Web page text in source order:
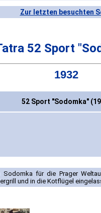
Zur letzten besuchten
52 Sport
1932
52 Sport "Sodomka"
für die Prager
und in die Kotflügel